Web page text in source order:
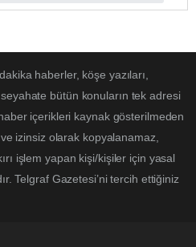
haberler, köşe yazıları,
bütün konuların tek adresi
içerikleri kaynak gösterilmeden
ve izinsiz olarak kopyalanamaz,
işlem yapan kişi/kişiler için yasal
Telgraf Gazetesi’ni tercih ettiğiniz